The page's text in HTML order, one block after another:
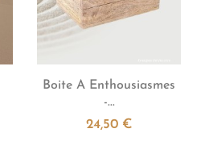
 Aperçu rapide
Boite A Enthousiasmes
-...
24,50 €